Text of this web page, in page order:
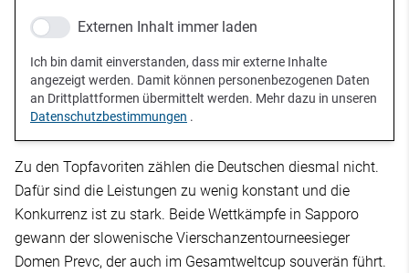
Externen Inhalt immer laden
Ich bin damit einverstanden, dass mir externe Inhalte
angezeigt werden. Damit können personenbezogenen Daten
an Drittplattformen übermittelt werden. Mehr dazu in unseren
Datenschutzbestimmungen .
Zu den Topfavoriten zählen die Deutschen diesmal nicht.
Dafür sind die Leistungen zu wenig konstant und die
Konkurrenz ist zu stark. Beide Wettkämpfe in Sapporo
gewann der slowenische Vierschanzentourneesieger
Domen Prevc, der auch im Gesamtweltcup souverän führt.